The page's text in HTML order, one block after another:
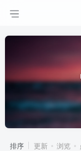
排序 更新 浏览